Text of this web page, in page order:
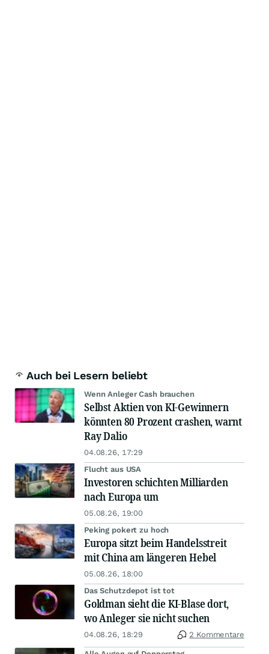
Auch bei Lesern beliebt
Wenn Anleger Cash brauchen
Selbst Aktien von KI-Gewinnern
könnten 80 Prozent crashen, warnt
Ray Dalio
04.08.26, 17:29
Flucht aus USA
Investoren schichten Milliarden
nach Europa um
05.08.26, 19:00
Peking pokert zu hoch
Europa sitzt beim Handelsstreit
mit China am längeren Hebel
05.08.26, 18:00
Das Schutzdepot ist tot
Goldman sieht die KI-Blase dort,
wo Anleger sie nicht suchen
04.08.26, 18:29 2 Kommentare